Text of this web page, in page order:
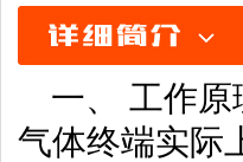
一、 工作原
气体终端实际